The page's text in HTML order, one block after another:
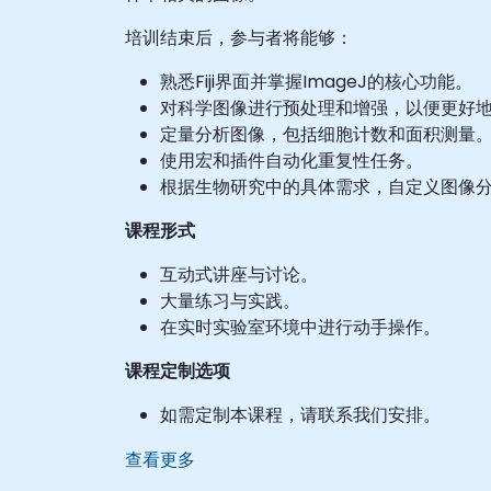
培训结束后，参与者将能够：
熟悉Fiji界面并掌握ImageJ的核心功能。
对科学图像进行预处理和增强，以便更好地
定量分析图像，包括细胞计数和面积测量。
使用宏和插件自动化重复性任务。
根据生物研究中的具体需求，自定义图像分
课程形式
互动式讲座与讨论。
大量练习与实践。
在实时实验室环境中进行动手操作。
课程定制选项
如需定制本课程，请联系我们安排。
查看更多